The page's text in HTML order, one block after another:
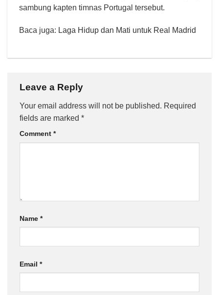
sambung kapten timnas Portugal tersebut.
Baca juga: Laga Hidup dan Mati untuk Real Madrid
Leave a Reply
Your email address will not be published. Required
fields are marked *
Comment *
Name *
Email *